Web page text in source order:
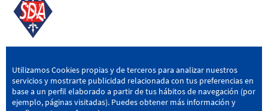
SD AMOREBIETA
San Miguel Kalea, 16, 48340 Amorebieta, Bizkaia
Utilizamos Cookies propias y de terceros para analizar nuestros
servicios y mostrarte publicidad relacionada con tus preferencias en
base a un perfil elaborado a partir de tus hábitos de navegación (por
ejemplo, páginas visitadas). Puedes obtener más información y